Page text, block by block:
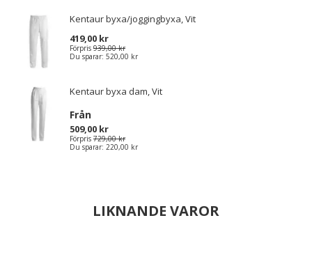
Kentaur byxa/joggingbyxa, Vit
419,00 kr
Förpris 939,00 kr
Du sparar: 520,00 kr
Kentaur byxa dam, Vit
Från
509,00 kr
Förpris 729,00 kr
Du sparar: 220,00 kr
LIKNANDE VAROR